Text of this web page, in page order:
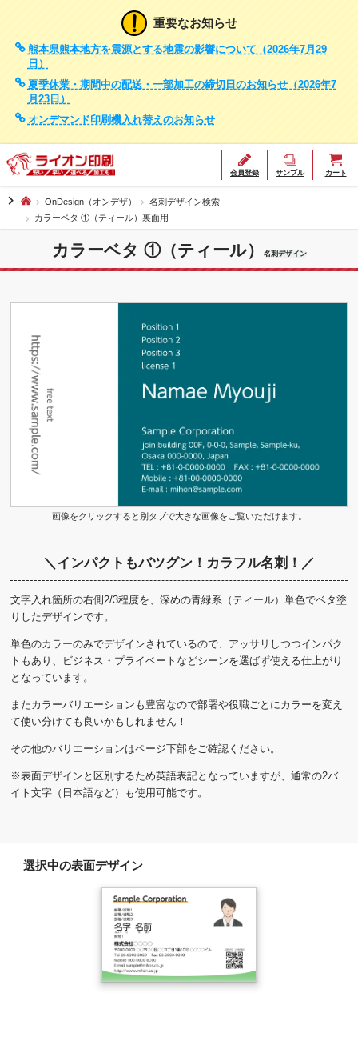
重要なお知らせ
熊本県熊本地方を震源とする地震の影響について（2026年7月29
日）
夏季休業・期間中の配送・一部加工の締切日のお知らせ（2026年7
月23日）
オンデマンド印刷機入れ替えのお知らせ
会員登録 サンプル カート
chevron_right OnDesign（オンデザ）
名刺デザイン検索
カラーベタ ①（ティール）裏面用
カラーベタ ①（ティール） 名刺デザイン
画像をクリックすると別タブで大きな画像をご覧いただけます。
＼インパクトもバツグン！カラフル名刺！／
文字入れ箇所の右側2/3程度を、深めの青緑系（ティール）単色でベタ塗
りしたデザインです。
単色のカラーのみでデザインされているので、アッサリしつつインパク
トもあり、ビジネス・プライベートなどシーンを選ばず使える仕上がり
となっています。
またカラーバリエーションも豊富なので部署や役職ごとにカラーを変え
て使い分けても良いかもしれません！
その他のバリエーションはページ下部をご確認ください。
※表面デザインと区別するため英語表記となっていますが、通常の2バ
イト文字（日本語など）も使用可能です。
選択中の表面デザイン